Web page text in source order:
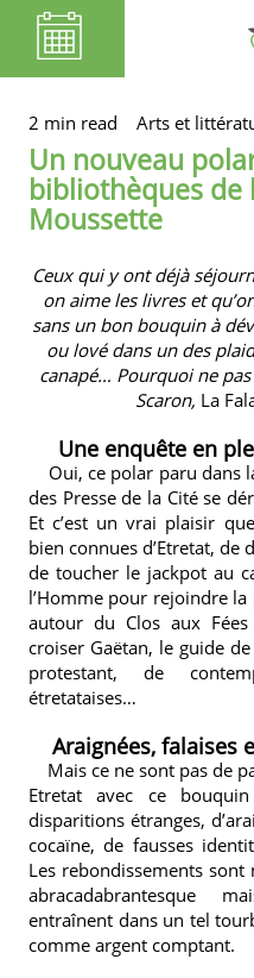
2 min read Arts et
Un nouveau
bibliothèques de
Moussette
Ceux qui y ont déjà
on aime les livres et
sans un bon bouquin à
ou lové dans un des
canapé… Pourquoi ne
Scaron, La
Une enquête en
Oui, ce polar paru dans
des Presse de la Cité se
Et c’est un vrai plaisir
bien connues d’Etretat, de
de toucher le jackpot au
l’Homme pour rejoindre
autour du Clos aux
croiser Gaëtan, le guide
protestant, de
étretataises…
Araignées, falaises
Mais ce ne sont pas de
Etretat avec ce
disparitions étranges,
cocaïne, de fausses
Les rebondissements
abracadabrantesque
entraînent dans un tel
comme argent comptant.